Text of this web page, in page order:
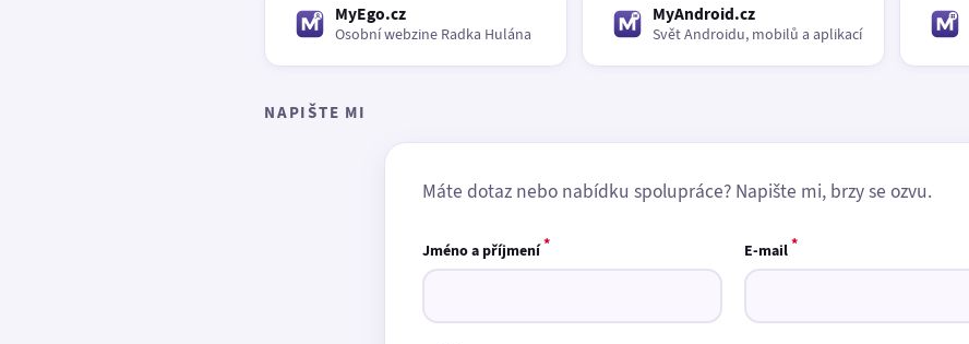
MyEgo.cz
Osobní webzine Radka Hulána
MyAndroid.cz
Svět Androidu, mobilů a aplikací
NAPIŠTE MI
Máte dotaz nebo nabídku spolupráce? Napište mi, brzy se ozvu.
Jméno a příjmení* E-mail*